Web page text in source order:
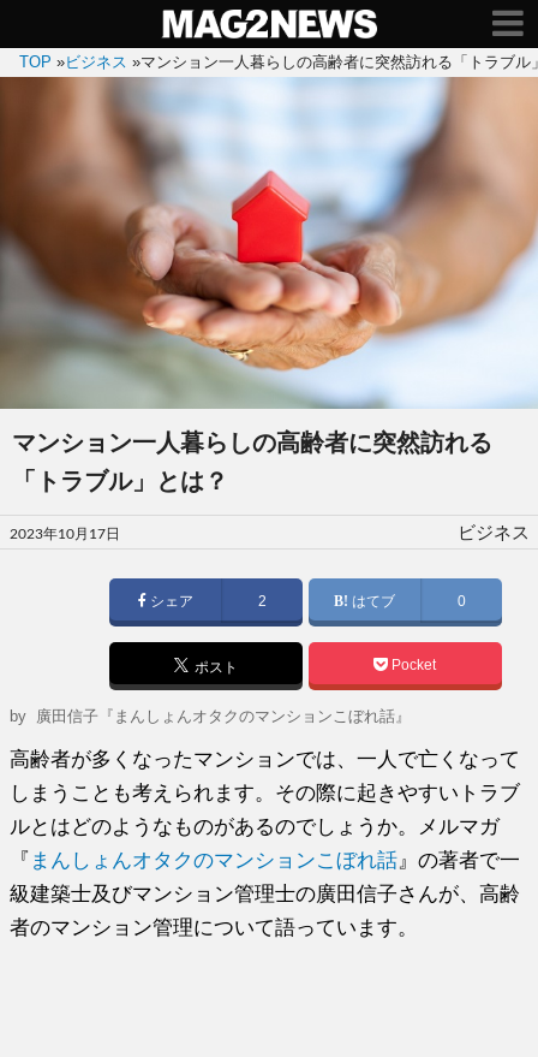
TOP »ビジネス »マンション一人暮らしの高齢者に突然訪れる「トラブル
マンション一人暮らしの高齢者に突然訪れる
「トラブル」とは？
投
稿
2023年10月17日 ビジネス
シェア 2 はてブ 0
ポスト Pocket
by 廣田信子『まんしょんオタクのマンションこぼれ話』
高齢者が多くなったマンションでは、一人で亡くなって
しまうことも考えられます。その際に起きやすいトラブ
ルとはどのようなものがあるのでしょうか。メルマガ
『 まんしょんオタクのマンションこぼれ話 』の著者で一
級建築士及びマンション管理士の廣田信子さんが、高齢
者のマンション管理について語っています。